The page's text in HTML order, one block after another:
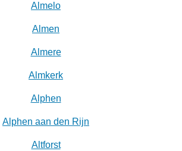
Almelo
Almen
Almere
Almkerk
Alphen
Alphen aan den Rijn
Altforst